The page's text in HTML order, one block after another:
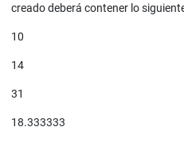
creado deberá contener lo
10
14
31
18.333333